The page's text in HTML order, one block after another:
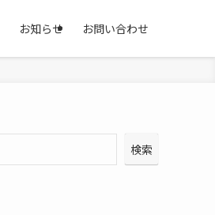
お知らせ お問い合わせ
検索